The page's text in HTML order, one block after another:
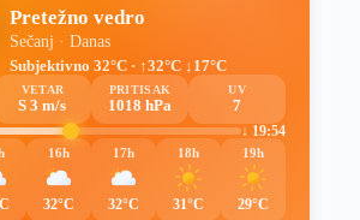
Pretežno vedro
Sečanj · Danas
Subjektivno 32°C · ↑32°C ↓17°C
VETAR
S 3 m/s
PRITISAK
1018 hPa
UV
7
↓ 19:54
16h
32°C
17h
32°C
18h
31°C
19h
29°C